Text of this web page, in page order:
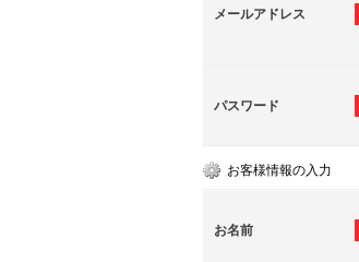
メールアドレス
パスワード
お客様情報の入力
お名前